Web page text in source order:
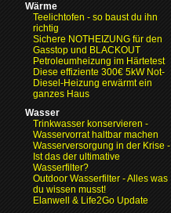
Wärme
Teelichtofen - so baust du ihn
richtig
Sichere NOTHEIZUNG für den
Gasstop und BLACKOUT
Petroleumheizung im Härtetest
Diese effiziente 300€ 5kW Not-
Diesel-Heizung erwärmt ein
ganzes Haus
Wasser
Trinkwasser konservieren -
Wasservorrat haltbar machen
Wasserversorgung in der Krise -
Ist das der ultimative
Wasserfilter?
Outdoor Wasserfilter - Alles was
du wissen musst!
Elanwell & Life2Go Update